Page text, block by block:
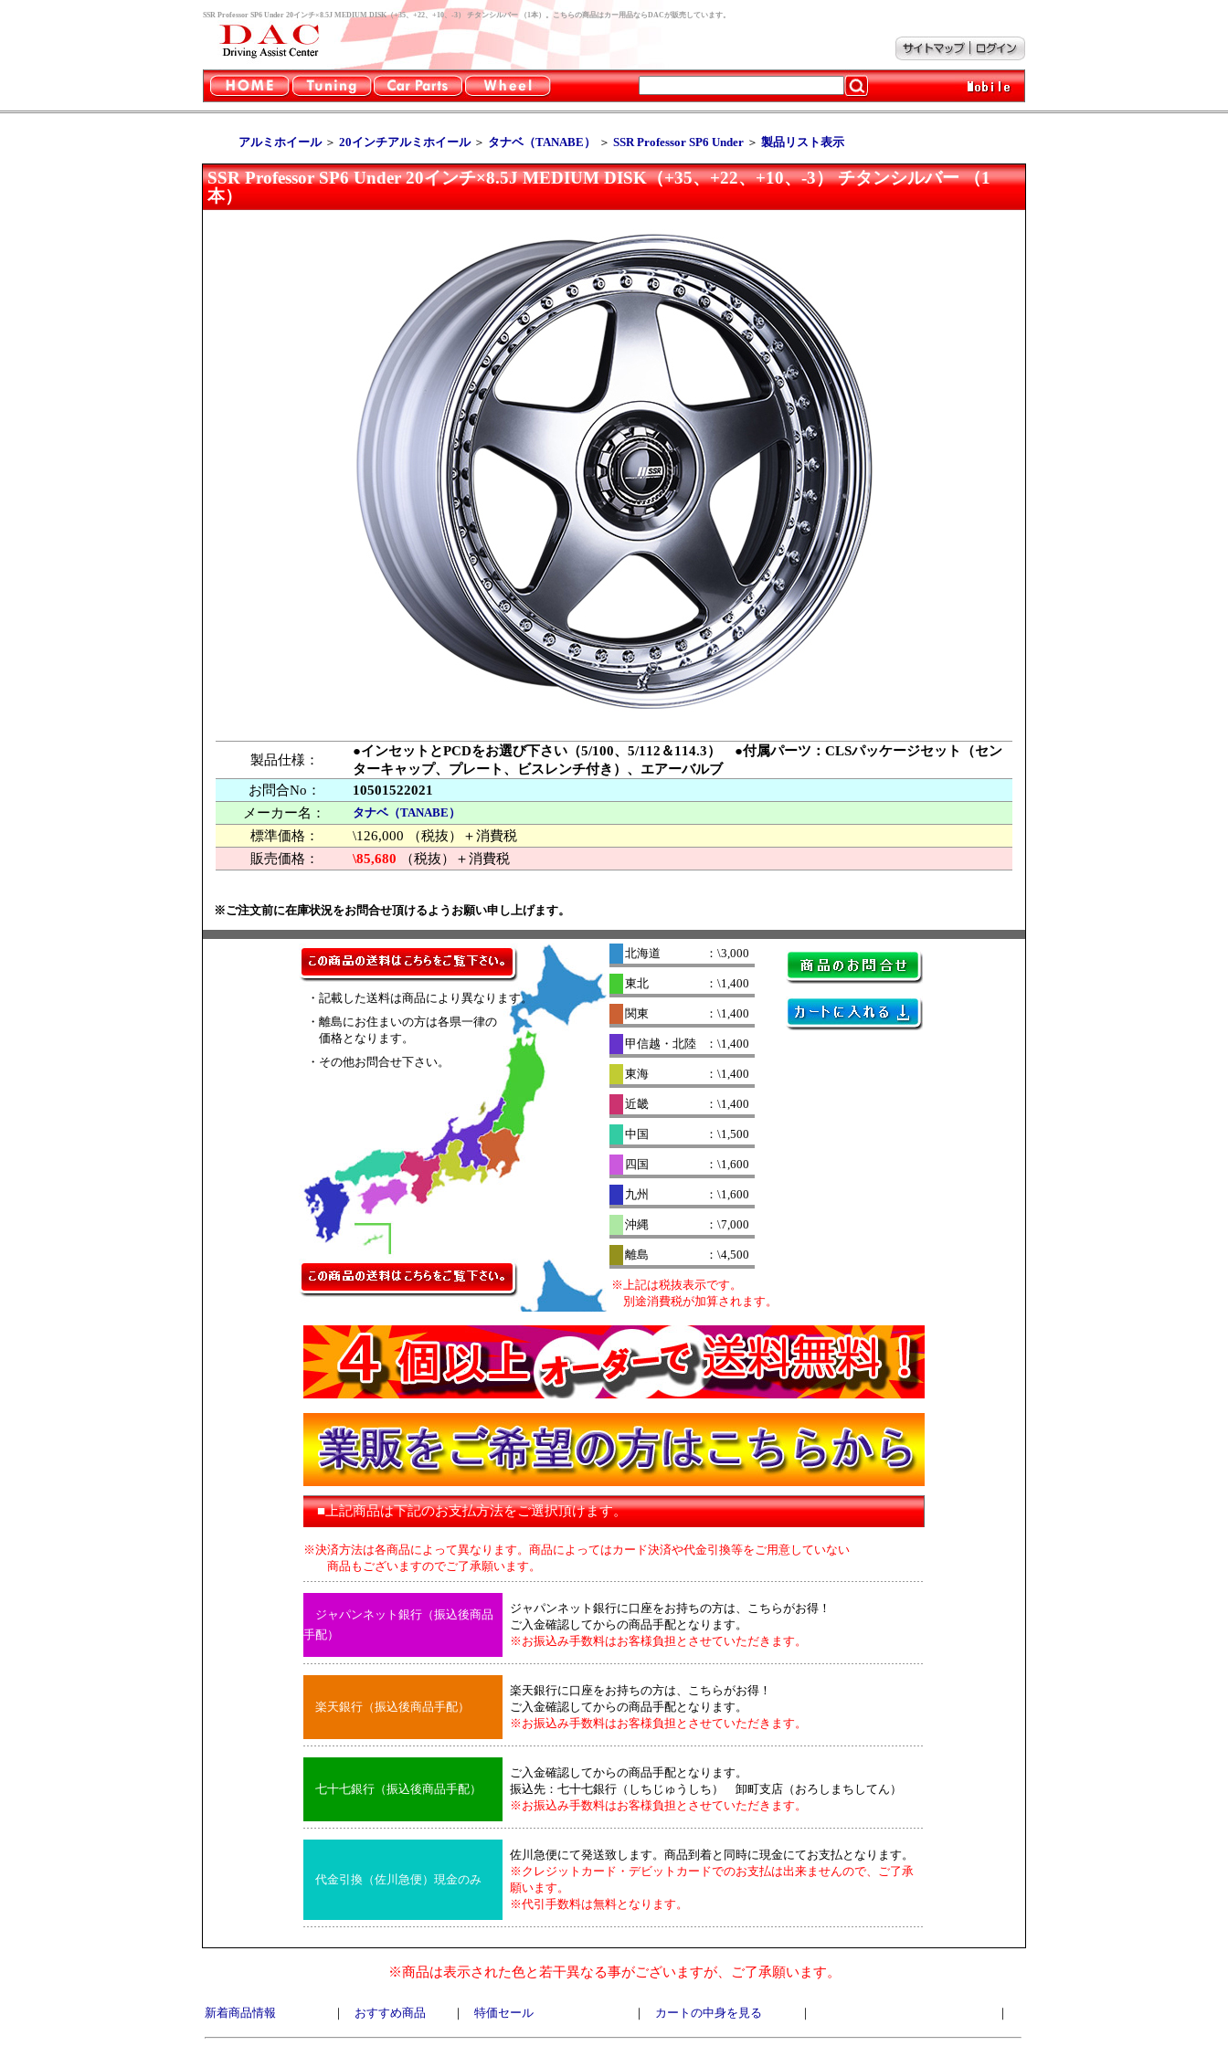
SSR Professor SP6 Under 20インチ×8.5J MEDIUM DISK（+35、+22、+10、-3） チタンシルバー （1本）。こちらの商品はカー用品ならDACが販売しています。
アルミホイール＞ 20インチアルミホイール＞ タナベ（TANABE） ＞ SSR Professor SP6 Under ＞ 製品リスト表示
SSR Professor SP6 Under 20インチ×8.5J MEDIUM DISK（+35、+22、+10、-3） チタンシルバー （1
本）
製品仕様：
●インセットとPCDをお選び下さい（5/100、5/112＆114.3） ●付属パーツ：CLSパッケージセット（セン
ターキャップ、プレート、ビスレンチ付き）、エアーバルブ
お問合No：
10501522021
メーカー名：
タナベ（TANABE）
標準価格：
\126,000 （税抜）＋消費税
販売価格：
\85,680 （税抜）＋消費税
※ご注文前に在庫状況をお問合せ頂けるようお願い申し上げます。
・記載した送料は商品により異なります。
・離島にお住まいの方は各県一律の
価格となります。
・その他お問合せ下さい。
北海道 ：\3,000
東北 ：\1,400
関東 ：\1,400
甲信越・北陸 ：\1,400
東海 ：\1,400
近畿 ：\1,400
中国 ：\1,500
四国 ：\1,600
九州 ：\1,600
沖縄 ：\7,000
離島 ：\4,500
※上記は税抜表示です。
別途消費税が加算されます。
■上記商品は下記のお支払方法をご選択頂けます。
※決済方法は各商品によって異なります。商品によってはカード決済や代金引換等をご用意していない
商品もございますのでご了承願います。
ジャパンネット銀行（振込後商品
手配）
ジャパンネット銀行に口座をお持ちの方は、こちらがお得！
ご入金確認してからの商品手配となります。
※お振込み手数料はお客様負担とさせていただきます。
楽天銀行（振込後商品手配）
楽天銀行に口座をお持ちの方は、こちらがお得！
ご入金確認してからの商品手配となります。
※お振込み手数料はお客様負担とさせていただきます。
七十七銀行（振込後商品手配）
ご入金確認してからの商品手配となります。
振込先：七十七銀行（しちじゅうしち） 卸町支店（おろしまちしてん）
※お振込み手数料はお客様負担とさせていただきます。
代金引換（佐川急便）現金のみ
佐川急便にて発送致します。商品到着と同時に現金にてお支払となります。
※クレジットカード・デビットカードでのお支払は出来ませんので、ご了承
願います。
※代引手数料は無料となります。
※商品は表示された色と若干異なる事がございますが、ご了承願います。
新着商品情報 ｜ おすすめ商品 ｜ 特価セール ｜ カートの中身を見る ｜ ｜